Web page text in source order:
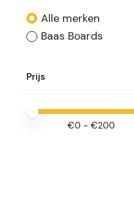
Alle merken
Baas Boards
Prijs
Minimale prijswaarde
Price maximum value
€0 - €200